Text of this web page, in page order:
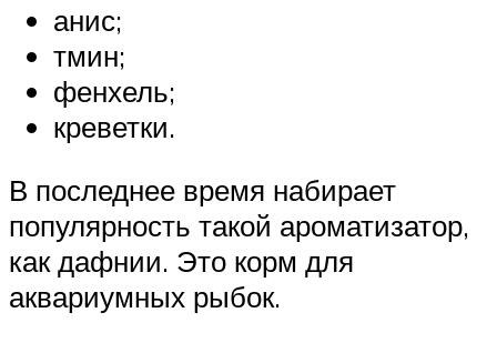
анис;
тмин;
фенхель;
креветки.
В последнее время набирает
популярность такой ароматизатор,
как дафнии. Это корм для
аквариумных рыбок.